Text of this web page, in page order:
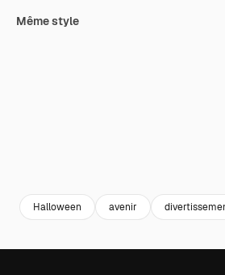
Même style
Halloween avenir